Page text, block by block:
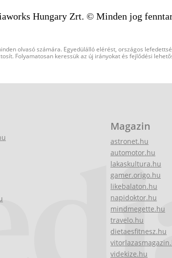
Hungary Zrt. © Minden jog
olvasó számára. Egyedülálló elérést, országos
Folyamatosan keressük az új irányokat és fejlődési
Magazin
astronet.hu
automotor.hu
lakaskultura.hu
gamer.origo.hu
likebalaton.hu
napidoktor.hu
mindmegette.hu
travelo.hu
dietaesfitnesz.hu
videkize.hu